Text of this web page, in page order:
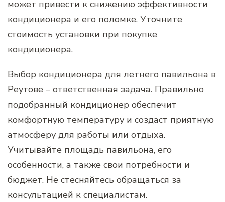
может привести к снижению эффективности
кондиционера и его поломке. Уточните
стоимость установки при покупке
кондиционера.
Выбор кондиционера для летнего павильона в
Реутове – ответственная задача. Правильно
подобранный кондиционер обеспечит
комфортную температуру и создаст приятную
атмосферу для работы или отдыха.
Учитывайте площадь павильона, его
особенности, а также свои потребности и
бюджет. Не стесняйтесь обращаться за
консультацией к специалистам.